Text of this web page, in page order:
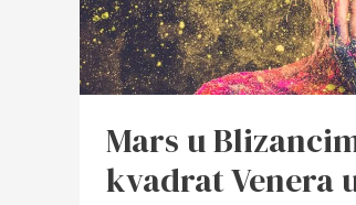
Mars u
kvadrat Venera